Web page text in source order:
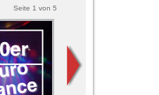
Seite 1 von 5